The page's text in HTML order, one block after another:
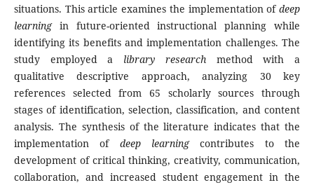
situations. This article examines the implementation ofdeep
learningin future-oriented instructional planning while
identifying its benefits and implementation challenges. The
study employed a library researchmethod with a
qualitative descriptive approach, analyzing 30 key
references selected from 65 scholarly sources through
stages of identification, selection, classification, and content
analysis. The synthesis of the literature indicates that the
implementation of deep learningcontributes to the
development of critical thinking, creativity, communication,
collaboration, and increased student engagement in the